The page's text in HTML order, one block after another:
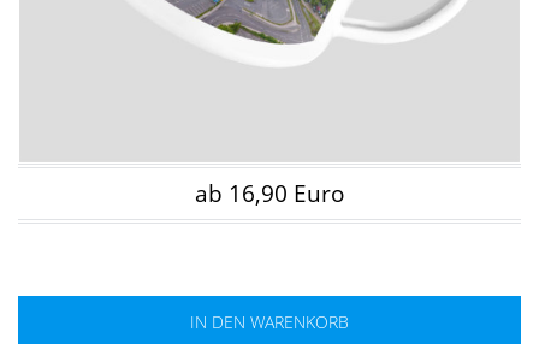
ab 16,90 Euro
IN DEN WARENKORB